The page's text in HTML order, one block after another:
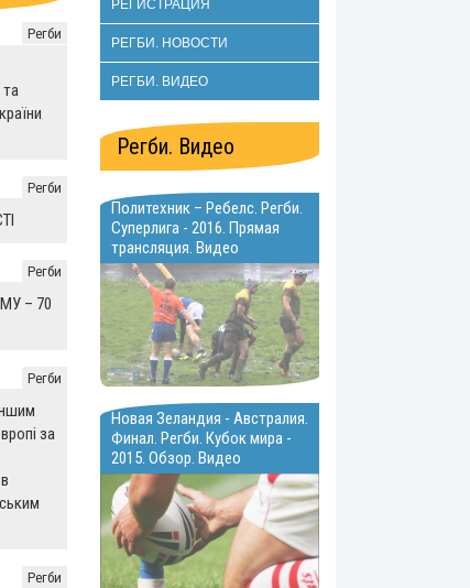
Регби
та
Регби
Регби
– 70
Регби
за
Регби
РЕГИСТРАЦИЯ
РЕГБИ. НОВОСТИ
РЕГБИ. ВИДЕО
Регби. Видео
Политехник – Ребелс. Регби.
Суперлига - 2016. Прямая
трансляция. Видео
Новая Зеландия - Австралия.
Финал. Регби. Кубок мира -
2015. Обзор. Видео